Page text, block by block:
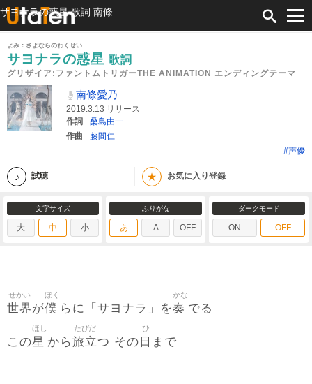
よみ：さよならのわくせい
サヨナラの惑星 歌詞
グリザイア:ファントムトリガーTHE ANIMATION エンディングテーマ
南條愛乃
2019.3.13 リリース
作詞
桑島由一
作曲
藤間仁
#声優
試聴 ★ お気に入り登録
文字サイズ
大 中 小
ふりがな
あ A OFF
ダークモード
ON OFF
世界
せかい
が僕
ぼく
らに「サヨナラ」を奏
かな
でる
この星
ほし
から旅立
たびだ
つ その 日
ひ
まで